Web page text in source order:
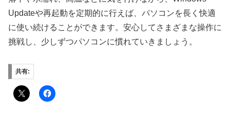
Updateや再起動を定期的に行えば、パソコンを長く快適
に使い続けることができます。安心してさまざまな操作に
挑戦し、少しずつパソコンに慣れていきましょう。
共有: